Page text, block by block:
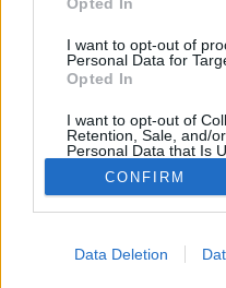
Opted In
I want to opt-out of
Personal Data for
Opted In
I want to opt-out of
Retention, Sale, and/
Personal Data that Is
Purposes for which it
Opted Out
CONFIRM
Data Deletion
Vizsgálat
2026. június 03. 15:24